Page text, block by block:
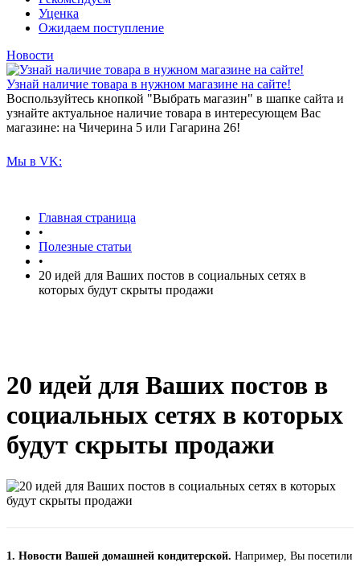
Уценка
Ожидаем поступление
Новости
Узнай наличие товара в нужном магазине на сайте!
Воспользуйтесь кнопкой "Выбрать магазин" в шапке сайта и
узнайте актуальное наличие товара в интересующем Вас
магазине: на Чичерина 5 или Гагарина 26!
Мы в VK:
Главная страница
•
Полезные статьи
•
20 идей для Ваших постов в социальных сетях в
которых будут скрыты продажи
20 идей для Ваших постов в
социальных сетях в которых
будут скрыты продажи
1. Новости Вашей домашней кондитерской. Например, Вы посетили